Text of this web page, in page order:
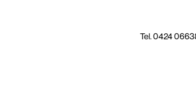
Tel. 0424